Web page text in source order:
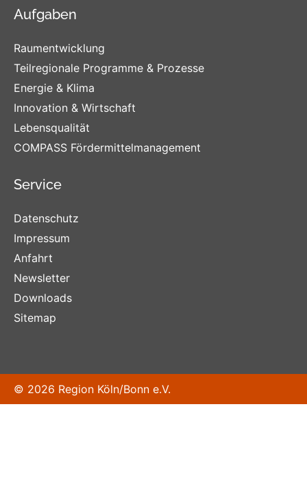
Aufgaben
Raumentwicklung
Teilregionale Programme & Prozesse
Energie & Klima
Innovation & Wirtschaft
Lebensqualität
COMPASS Fördermittelmanagement
Service
Datenschutz
Impressum
Anfahrt
Newsletter
Downloads
Sitemap
© 2026 Region Köln/Bonn e.V.